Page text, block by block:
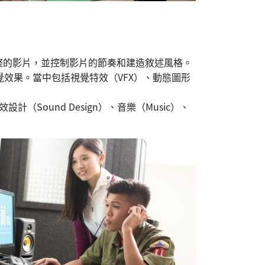
影片，並控制影片的節奏和建造敘述風格。
果。當中包括視覺特效（VFX）、動態圖形
計（Sound Design）、音樂（Music）、